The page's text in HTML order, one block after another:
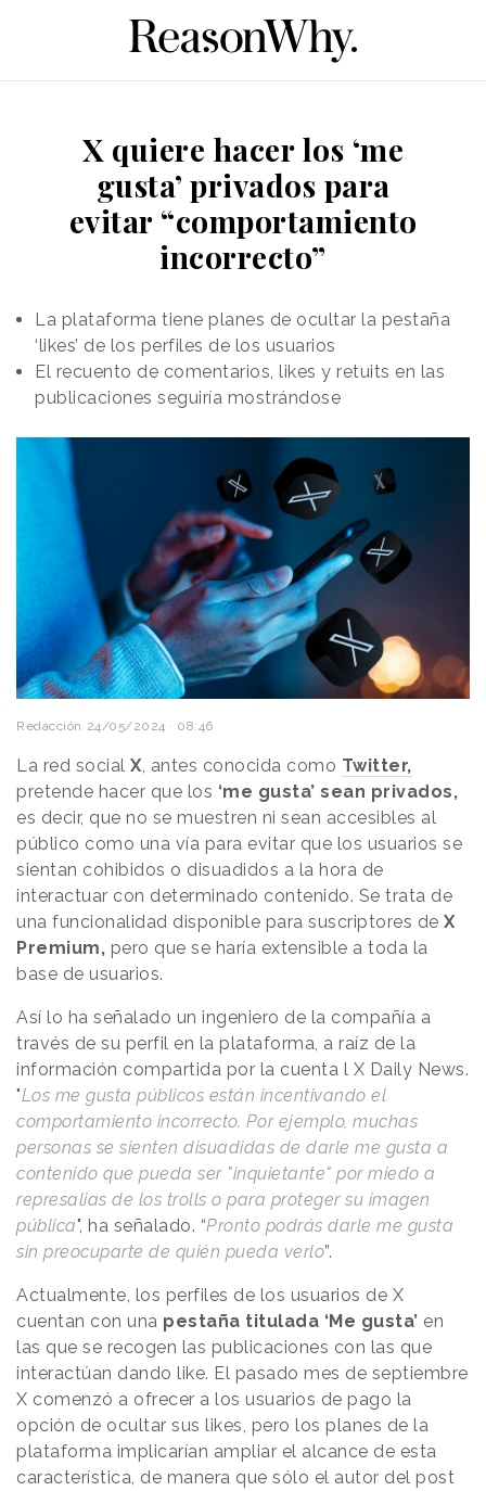
X quiere hacer los ‘me
gusta’ privados para
evitar “comportamiento
incorrecto”
La plataforma tiene planes de ocultar la pestaña
‘likes’ de los perfiles de los usuarios
El recuento de comentarios, likes y retuits en las
publicaciones seguiría mostrándose
Redacción 24/05/2024 · 08:46
La red social X , antes conocida como Twitter,
pretende hacer que los ‘me gusta’ sean privados,
es decir, que no se muestren ni sean accesibles al
público como una vía para evitar que los usuarios se
sientan cohibidos o disuadidos a la hora de
interactuar con determinado contenido. Se trata de
una funcionalidad disponible para suscriptores de X
Premium, pero que se haría extensible a toda la
base de usuarios.
Así lo ha señalado un ingeniero de la compañía a
través de su perfil en la plataforma, a raíz de la
información compartida por la cuenta l X Daily News.
"Los me gusta públicos están incentivando el
comportamiento incorrecto. Por ejemplo, muchas
personas se sienten disuadidas de darle me gusta a
contenido que pueda ser "inquietante" por miedo a
represalias de los trolls o para proteger su imagen
pública", ha señalado. “Pronto podrás darle me gusta
sin preocuparte de quién pueda verlo”.
Actualmente, los perfiles de los usuarios de X
cuentan con una pestaña titulada ‘Me gusta’ en
las que se recogen las publicaciones con las que
interactúan dando like. El pasado mes de septiembre
X comenzó a ofrecer a los usuarios de pago la
opción de ocultar sus likes, pero los planes de la
plataforma implicarían ampliar el alcance de esta
característica, de manera que sólo el autor del post